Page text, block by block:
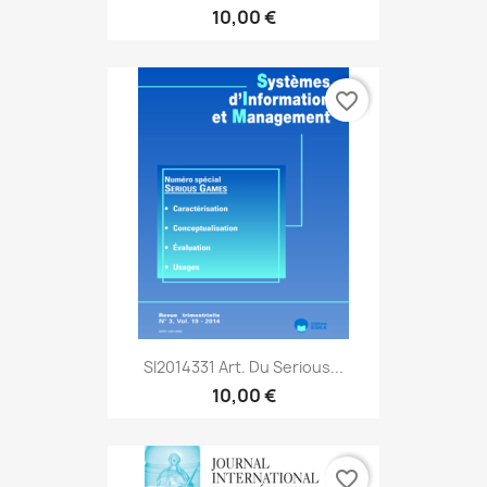
10,00 €
SI2014331 Art. Du Serious...
10,00 €
favorite_border
favorite_border